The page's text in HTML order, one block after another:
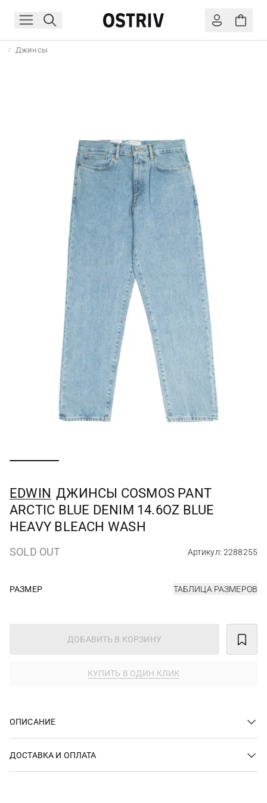
Джинсы
EDWIN ДЖИНСЫ COSMOS PANT
ARCTIC BLUE DENIM 14.6OZ BLUE
HEAVY BLEACH WASH
SOLD OUT Артикул: 2288255
РАЗМЕР ТАБЛИЦА РАЗМЕРОВ
ДОБАВИТЬ В КОРЗИНУ
КУПИТЬ В ОДИН КЛИК
ОПИСАНИЕ
ДОСТАВКА И ОПЛАТА